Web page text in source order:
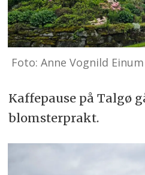
Foto: Anne Vognild Einum
Kaffepause på Talgø
blomsterprakt.